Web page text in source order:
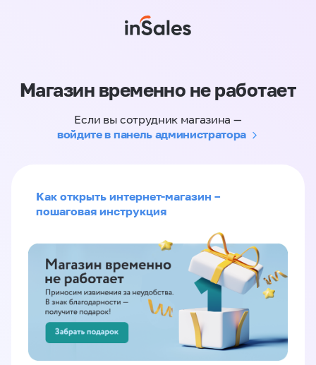
Магазин временно не работает
Если вы сотрудник магазина —
войдите в панель администратора
Как открыть интернет-магазин –
пошаговая инструкция